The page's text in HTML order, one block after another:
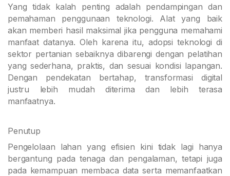
Yang tidak kalah penting adalah pendampingan dan
pemahaman penggunaan teknologi. Alat yang baik
akan memberi hasil maksimal jika pengguna memahami
manfaat datanya. Oleh karena itu, adopsi teknologi di
sektor pertanian sebaiknya dibarengi dengan pelatihan
yang sederhana, praktis, dan sesuai kondisi lapangan.
Dengan pendekatan bertahap, transformasi digital
justru lebih mudah diterima dan lebih terasa
manfaatnya.
Penutup
Pengelolaan lahan yang efisien kini tidak lagi hanya
bergantung pada tenaga dan pengalaman, tetapi juga
pada kemampuan membaca data serta memanfaatkan